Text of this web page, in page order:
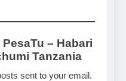
– Habari
Tanzania
sent to your email.